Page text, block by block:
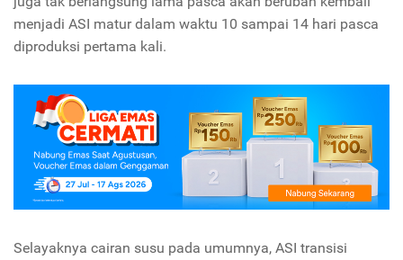
menjadi ASI matur dalam waktu 10 sampai 14 hari pasca
diproduksi pertama kali.
Selayaknya cairan susu pada umumnya, ASI transisi